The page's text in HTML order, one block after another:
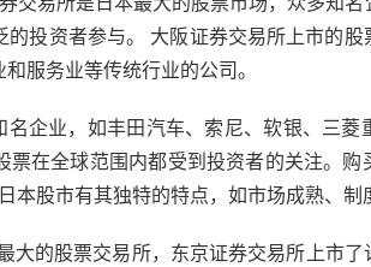
投资者参与。 大阪证券交易所上市的
服务业等传统行业的公司。
企业，如丰田汽车、索尼、软银、三菱
票在全球范围内都受到投资者的关注。购
本股市有其独特的特点，如市场成熟、制
大的股票交易所，东京证券交易所上市